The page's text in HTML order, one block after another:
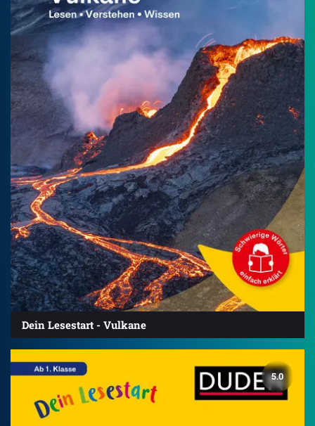
Dein Lesestart - Vulkane
5.0